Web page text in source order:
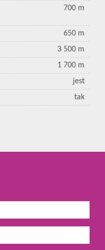
700 m
650 m
3 500 m
1 700 m
jest
tak